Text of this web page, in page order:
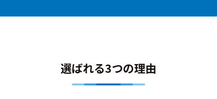
選ばれる3つの理由